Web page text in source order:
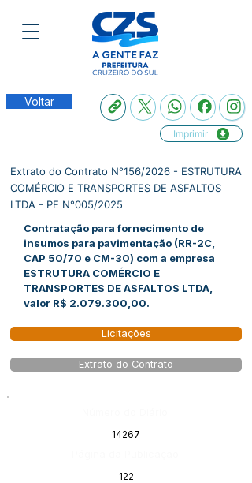
Voltar
Imprimir
Extrato do Contrato N°156/2026 - ESTRUTURA
COMÉRCIO E TRANSPORTES DE ASFALTOS
LTDA - PE N°005/2025
Contratação para fornecimento de
insumos para pavimentação (RR-2C,
CAP 50/70 e CM-30) com a empresa
ESTRUTURA COMÉRCIO E
TRANSPORTES DE ASFALTOS LTDA,
valor R$ 2.079.300 ,00.
Licitações
Extrato do Contrato
14267
122